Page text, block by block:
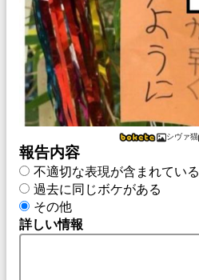
シヴァ猫
報告内容
不適切な表現が含まれている
過去に同じボケがある
その他
詳しい情報